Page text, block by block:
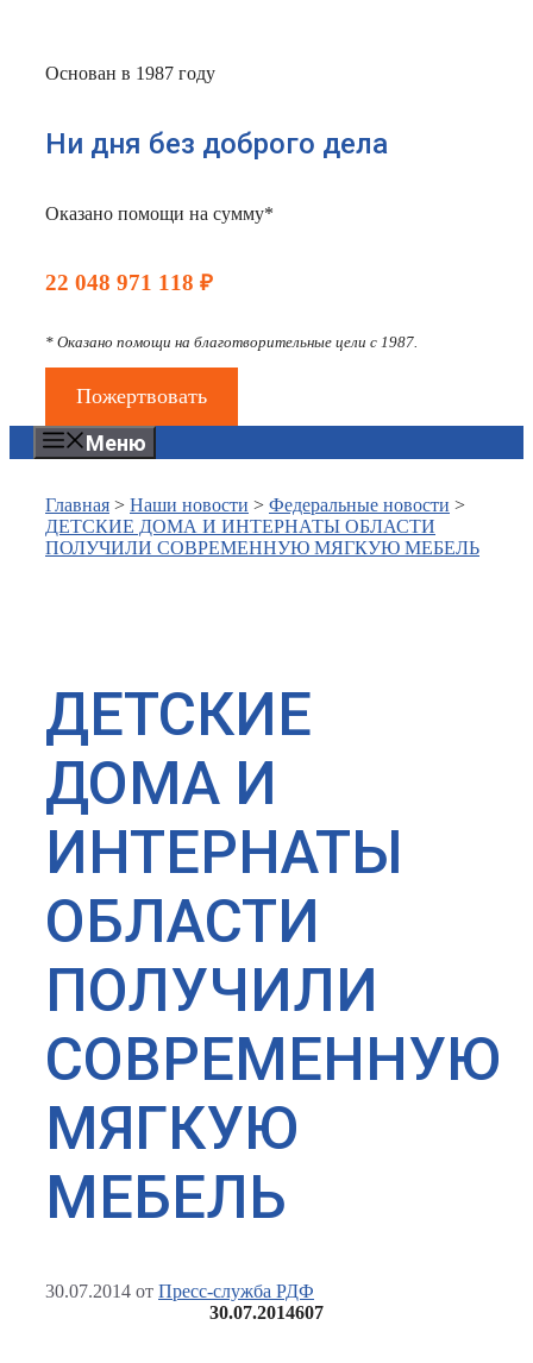
Основан в 1987 году
Ни дня без доброго дела
Оказано помощи на сумму*
22 048 971 118 ₽
* Оказано помощи на благотворительные цели с 1987.
Пожертвовать
Меню
Главная > Наши новости > Федеральные новости >
ДЕТСКИЕ ДОМА И ИНТЕРНАТЫ ОБЛАСТИ
ПОЛУЧИЛИ СОВРЕМЕННУЮ МЯГКУЮ МЕБЕЛЬ
ДЕТСКИЕ
ДОМА И
ИНТЕРНАТЫ
ОБЛАСТИ
ПОЛУЧИЛИ
СОВРЕМЕННУЮ
МЯГКУЮ
МЕБЕЛЬ
30.07.2014 от Пресс-служба РДФ
30.07.2014607